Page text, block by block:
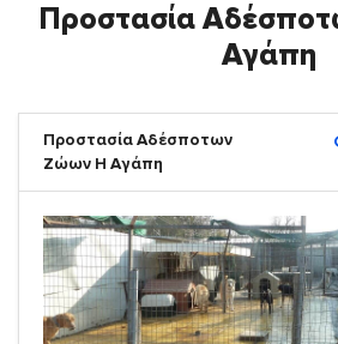
Προστασία
Αγάπη
Προστασία Αδέσποτων
Ζώων Η Αγάπη